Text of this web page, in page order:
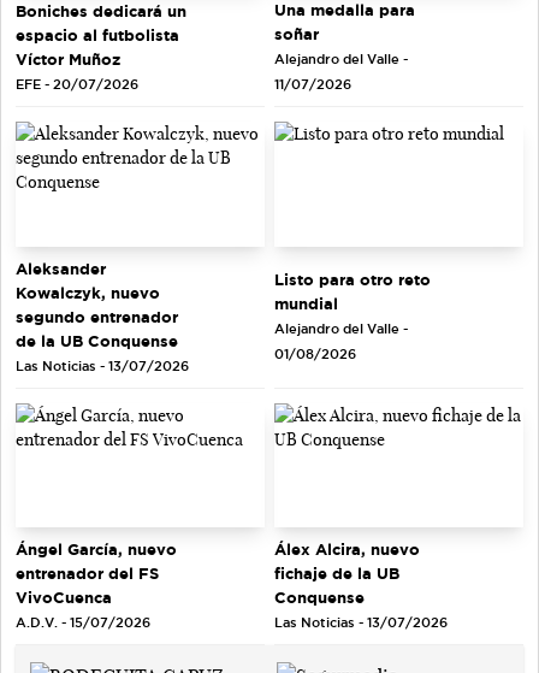
Boniches dedicará un
espacio al futbolista
Víctor Muñoz
EFE - 20/07/2026
Una medalla para
soñar
Alejandro del Valle -
11/07/2026
Aleksander
Kowalczyk, nuevo
segundo entrenador
de la UB Conquense
Las Noticias - 13/07/2026
Listo para otro reto
mundial
Alejandro del Valle -
01/08/2026
Ángel García, nuevo
entrenador del FS
VivoCuenca
A.D.V. - 15/07/2026
Álex Alcira, nuevo
fichaje de la UB
Conquense
Las Noticias - 13/07/2026